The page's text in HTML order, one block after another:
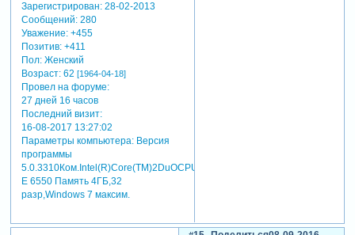
Зарегистрирован: 28-02-2013
Сообщений:280
Уважение: +455
Позитив: +411
Пол:Женский
Возраст:62 [1964-04-18]
Провел на форуме:
27 дней 16 часов
Последний визит:
16-08-2017 13:27:02
Параметры компьютера:Версия
программы
5.0.3310Ком.Intel(R)Core(TM)2DuOCPU
E 6550 Память 4ГБ,32
разр,Windows 7 максим.